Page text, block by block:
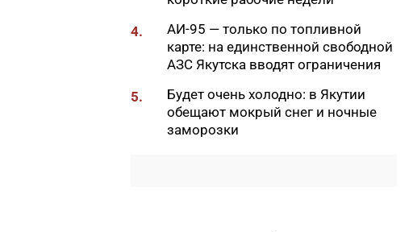
В Якутии назвали сферы с
самым быстрым ростом
В Якутии появится новый
лесоклиматический проект
4.
АИ-95 — только по топливной
карте: на единственной свободной
АЗС Якутска вводят ограничения
5.
Будет очень холодно: в Якутии
обещают мокрый снег и ночные
заморозки